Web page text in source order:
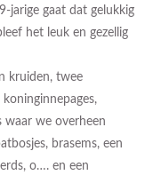
jarige gaat dat gelukkig
het leuk en gezellig
kruiden, twee
waar we overheen
brasems, een
o…. en een